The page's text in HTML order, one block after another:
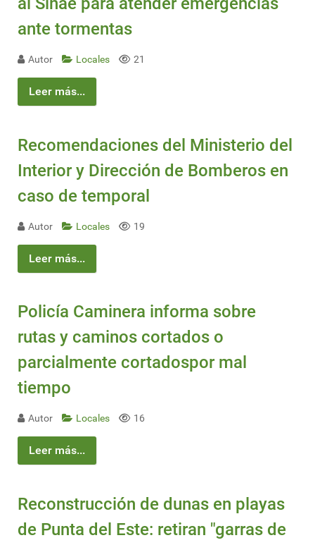
ante tormentas
Autor Locales 21
Leer más...
Recomendaciones del Ministerio del
Interior y Dirección de Bomberos en
caso de temporal
Autor Locales 19
Leer más...
Policía Caminera informa sobre
rutas y caminos cortados o
parcialmente cortadospor mal
tiempo
Autor Locales 16
Leer más...
Reconstrucción de dunas en playas
de Punta del Este: retiran "garras de